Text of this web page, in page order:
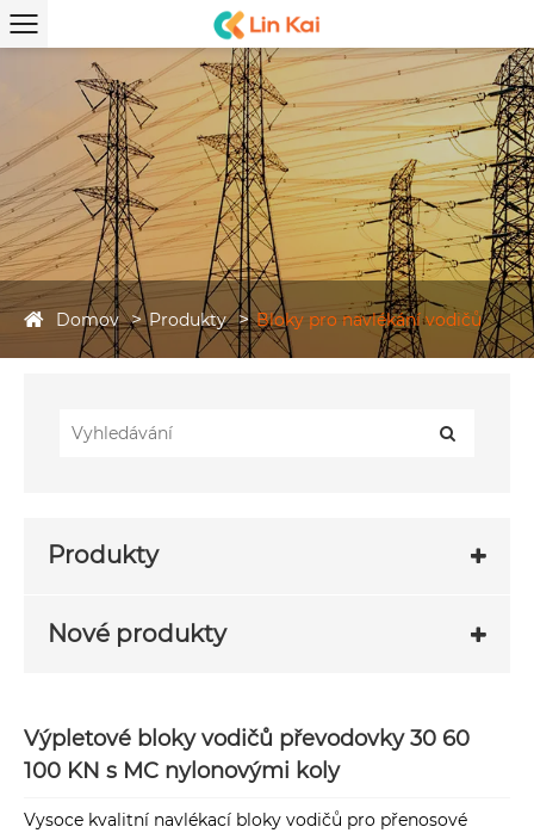
Domov Produkty Bloky pro navlékání vodičů
Produkty
Nové produkty
Výpletové bloky vodičů převodovky 30 60
100 KN s MC nylonovými koly
Vysoce kvalitní navlékací bloky vodičů pro přenosové